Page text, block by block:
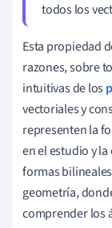
todos los
Esta propiedad
razones, sobre
intuitivas de los
vectoriales y
representen la
en el estudio y
formas
geometría,
comprender los